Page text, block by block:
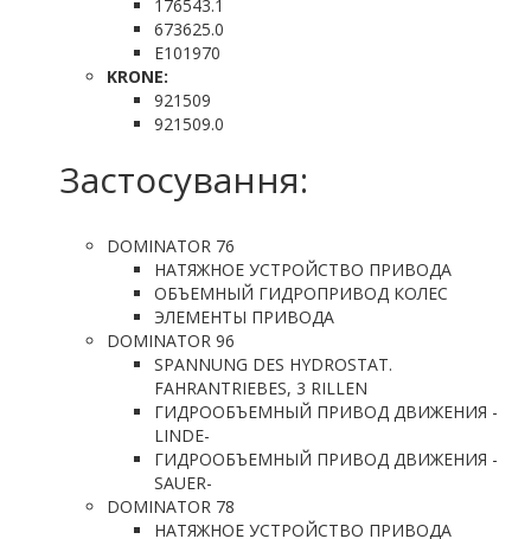
176543.1
673625.0
E101970
KRONE:
921509
921509.0
Застосування:
DOMINATOR 76
НАТЯЖНОЕ УСТРОЙСТВО ПРИВОДА
ОБЪЕМНЫЙ ГИДРОПРИВОД КОЛЕС
ЭЛЕМЕНТЫ ПРИВОДА
DOMINATOR 96
SPANNUNG DES HYDROSTAT.
FAHRANTRIEBES, 3 RILLEN
ГИДРООБЪЕМНЫЙ ПРИВОД ДВИЖЕНИЯ -
LINDE-
ГИДРООБЪЕМНЫЙ ПРИВОД ДВИЖЕНИЯ -
SAUER-
DOMINATOR 78
НАТЯЖНОЕ УСТРОЙСТВО ПРИВОДА